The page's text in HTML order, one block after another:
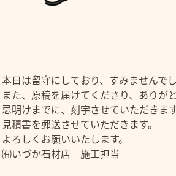
本日は留守にしており、すみませんでし
また、原稿を届けてくださり、ありが
忌明けまでに、刻字させていただきます
見積書を郵送させていただきます。
よろしくお願いいたします。
㈲いづか石材店 施工担当